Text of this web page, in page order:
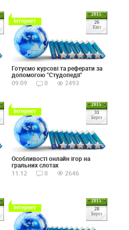
2015
26
Квіт
Інтернет
Готуємо курсові та реферати за
допомогою "Студопедіі"
09:09
0 2493
2015
31
Берез
Інтернет
Особливості онлайн ігор на
гральних слотах
11:12
0 2646
2015
28
Берез
Інтернет